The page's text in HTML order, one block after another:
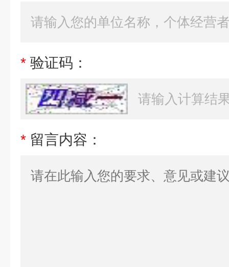
* 验证码：
* 留言内容：